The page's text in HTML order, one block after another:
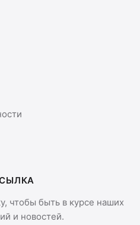
чтобы быть в курсе наших
и новостей.